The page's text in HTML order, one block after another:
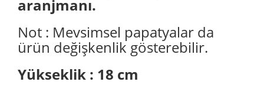
aranjmanı.
Not : Mevsimsel papatyalar da
ürün değişkenlik gösterebilir.
Yükseklik : 18 cm